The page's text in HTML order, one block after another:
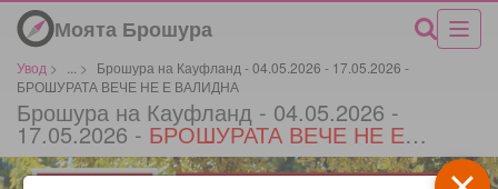
Моята Брошура
Увод > >
Брошура на Кауфланд - 04.05.2026 - 17.05.2026 -
БРОШУРАТА ВЕЧЕ НЕ Е ВАЛИДНА
Брошура на Кауфланд - 04.05.2026 -
17.05.2026 - БРОШУРАТА ВЕЧЕ НЕ Е
ВАЛИДНА *